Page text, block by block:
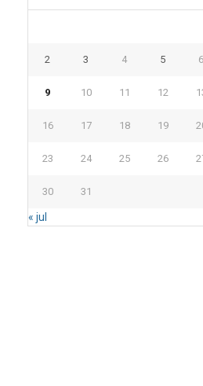
2 3 4 5 6
9 10 11 12
16 17 18 19
23 24 25 26
30 31
« jul